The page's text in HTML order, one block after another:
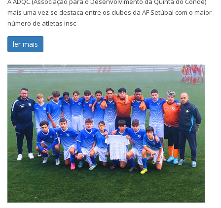
mais uma vez se destaca entre os clubes da AF Setúbal com o maior
número de atletas insc
ler mais